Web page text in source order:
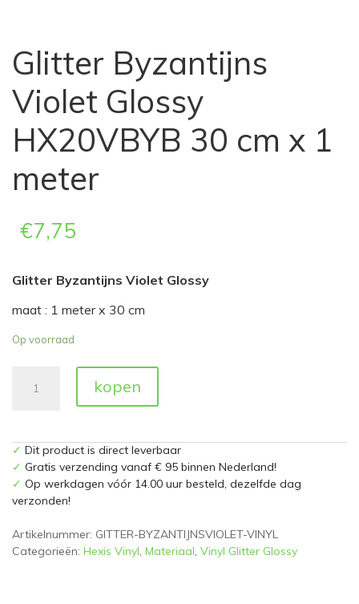
Glitter Byzantijns
Violet Glossy
HX20VBYB 30 cm x 1
meter
€7,75
Glitter Byzantijns Violet Glossy
maat : 1 meter x 30 cm
Op voorraad
Byzantijns
HX20VBYB
cm
1
aantal
kopen
✓ Dit product is direct leverbaar
✓ Gratis verzending vanaf € 95 binnen Nederland!
✓ Op werkdagen vóór 14.00 uur besteld, dezelfde dag
verzonden!
Artikelnummer: GITTER-BYZANTIJNSVIOLET-VINYL
Categorieën: Hexis Vinyl, Materiaal, Vinyl Glitter Glossy